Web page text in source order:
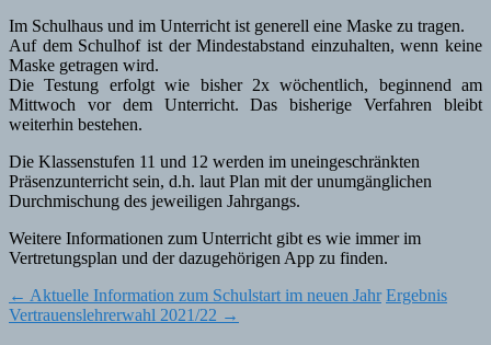
Im Schulhaus und im Unterricht ist generell eine Maske zu tragen.
Auf dem Schulhof ist der Mindestabstand einzuhalten, wenn keine
Maske getragen wird.
Die Testung erfolgt wie bisher 2x wöchentlich, beginnend am
Mittwoch vor dem Unterricht. Das bisherige Verfahren bleibt
weiterhin bestehen.
Die Klassenstufen 11 und 12 werden im uneingeschränkten
Präsenzunterricht sein, d.h. laut Plan mit der unumgänglichen
Durchmischung des jeweiligen Jahrgangs.
Weitere Informationen zum Unterricht gibt es wie immer im
Vertretungsplan und der dazugehörigen App zu finden.
Post
navigation
← Aktuelle Information zum Schulstart im neuen Jahr Ergebnis
Vertrauenslehrerwahl 2021/22 →